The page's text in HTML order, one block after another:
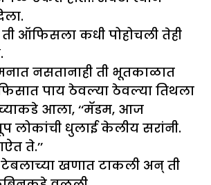
ती ऑफिसला कधी पोहोचली तेही
नसतानाही ती भूतकाळात
पाय ठेवल्या ठेवल्या तिथला
आला, ‘‘मॅडम, आज
धुलाई केलीय सरांनी.
ते.’’
खणात टाकली अन् ती